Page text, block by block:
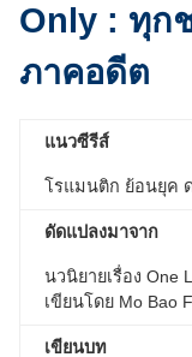
Only : ทุก
ภาคอดีต
แนวซีรีส์
โรแมนติก ย้อนยุค
ดัดแปลงมาจาก
นวนิยายเรื่อง One
เขียนโดย Mo Bao
เขียนบท